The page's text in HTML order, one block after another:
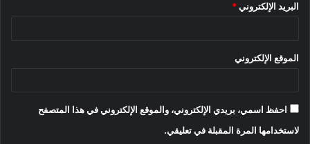
البريد الإلكتروني *
الموقع الإلكتروني
احفظ اسمي، بريدي الإلكتروني، والموقع الإلكتروني في هذا المتصفح
لاستخدامها المرة المقبلة في تعليقي.